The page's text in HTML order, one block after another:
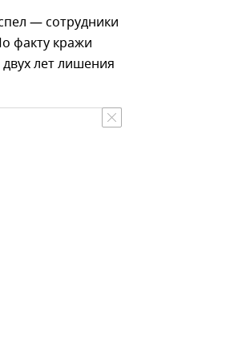
— сотрудники
факту кражи
лет лишения